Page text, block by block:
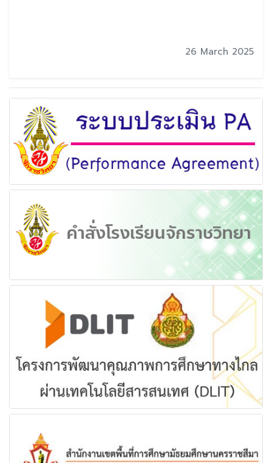
26 March 2025